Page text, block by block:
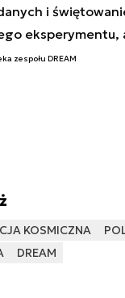
i
eksperymentu,
zespołu DREAM
KOSMICZNA
DREAM